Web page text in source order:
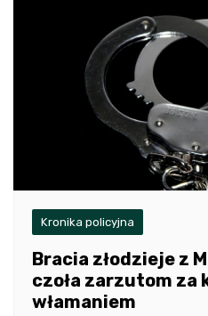
Kronika policyjna
Bracia złodzieje z
czoła zarzutom za
włamaniem